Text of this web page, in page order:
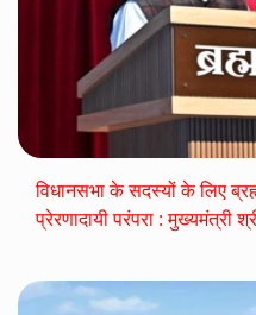
विधानसभा के सदस्यों के लिए
प्रेरणादायी परंपरा : मुख्यमंत्री